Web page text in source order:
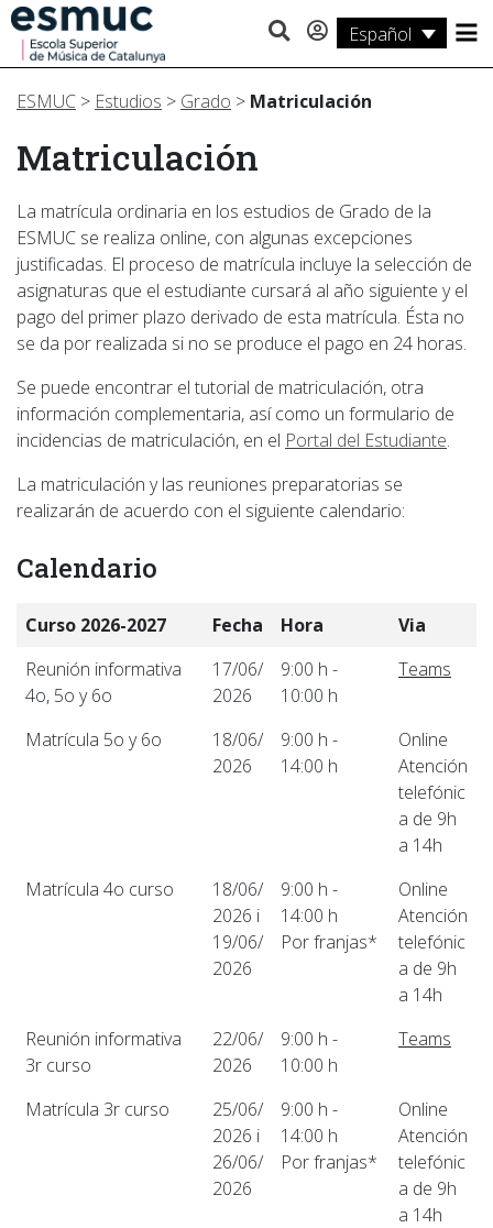
Español
Estudios
Investigación
Servicios
Actividades
ESMUC > Estudios > Grado > Matriculación
Matriculación
La matrícula ordinaria en los estudios de Grado de la
ESMUC se realiza online, con algunas excepciones
justificadas. El proceso de matrícula incluye la selección de
asignaturas que el estudiante cursará al año siguiente y el
pago del primer plazo derivado de esta matrícula. Ésta no
se da por realizada si no se produce el pago en 24 horas.
Se puede encontrar el tutorial de matriculación, otra
información complementaria, así como un formulario de
incidencias de matriculación, en el Portal del Estudiante.
La matriculación y las reuniones preparatorias se
realizarán de acuerdo con el siguiente calendario:
Calendario
Curso 2026-2027 Fecha Hora
Via
Reunión informativa
4o, 5o y 6o
17/06/
2026
9:00 h -
10:00 h
Teams
Matrícula 5o y 6o
18/06/
2026
9:00 h -
14:00 h
Online
Atención
telefónic
a de 9h
a 14h
Matrícula 4o curso
18/06/
2026 i
19/06/
2026
9:00 h -
14:00 h
Por franjas*
Online
Atención
telefónic
a de 9h
a 14h
Reunión informativa
3r curso
22/06/
2026
9:00 h -
10:00 h
Teams
Matrícula 3r curso
25/06/
2026 i
26/06/
2026
9:00 h -
14:00 h
Por franjas*
Online
Atención
telefónic
a de 9h
a 14h